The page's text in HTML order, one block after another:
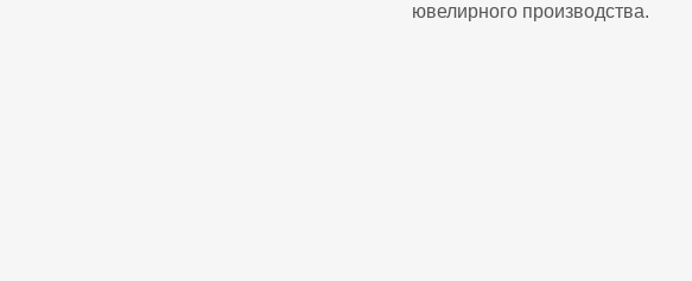
ювелирного производства.